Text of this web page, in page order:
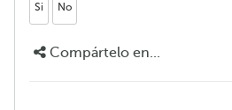
Si No
Compártelo en...